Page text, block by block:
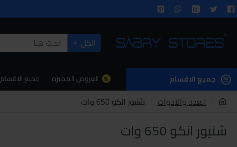
الكل
جميع الاقسام العروض المميزه جميع الاقسام
العدد والادوات شنيور انكو 650 وات
شنيور انكو 650 وات